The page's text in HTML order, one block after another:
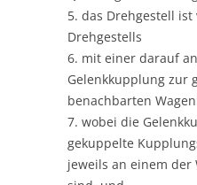
5. das Drehgestell ist
Drehgestells
6. mit einer darauf
Gelenkkupplung zur
benachbarten
7. wobei die
gekuppelte
jeweils an einem der